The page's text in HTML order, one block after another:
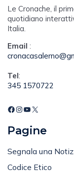
Le Cronache, il
quotidiano
Italia.
Email :
Tel:
345 1570722
Pagine
Segnala una
Codice Etico